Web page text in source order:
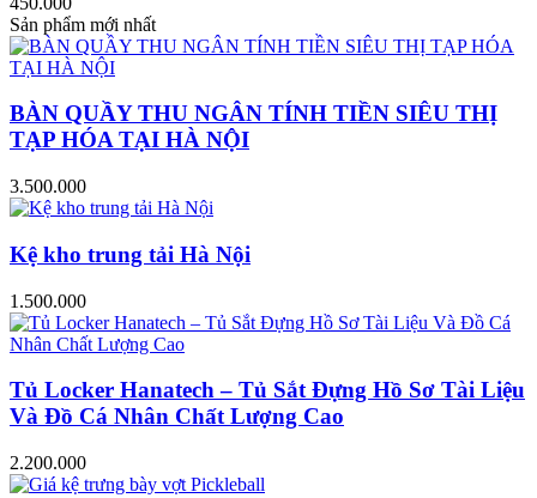
Sản phẩm mới nhất
BÀN QUẦY THU NGÂN TÍNH TIỀN SIÊU THỊ
TẠP HÓA TẠI HÀ NỘI
3.500.000
Kệ kho trung tải Hà Nội
1.500.000
Tủ Locker Hanatech – Tủ Sắt Đựng Hồ Sơ Tài Liệu
Và Đồ Cá Nhân Chất Lượng Cao
2.200.000